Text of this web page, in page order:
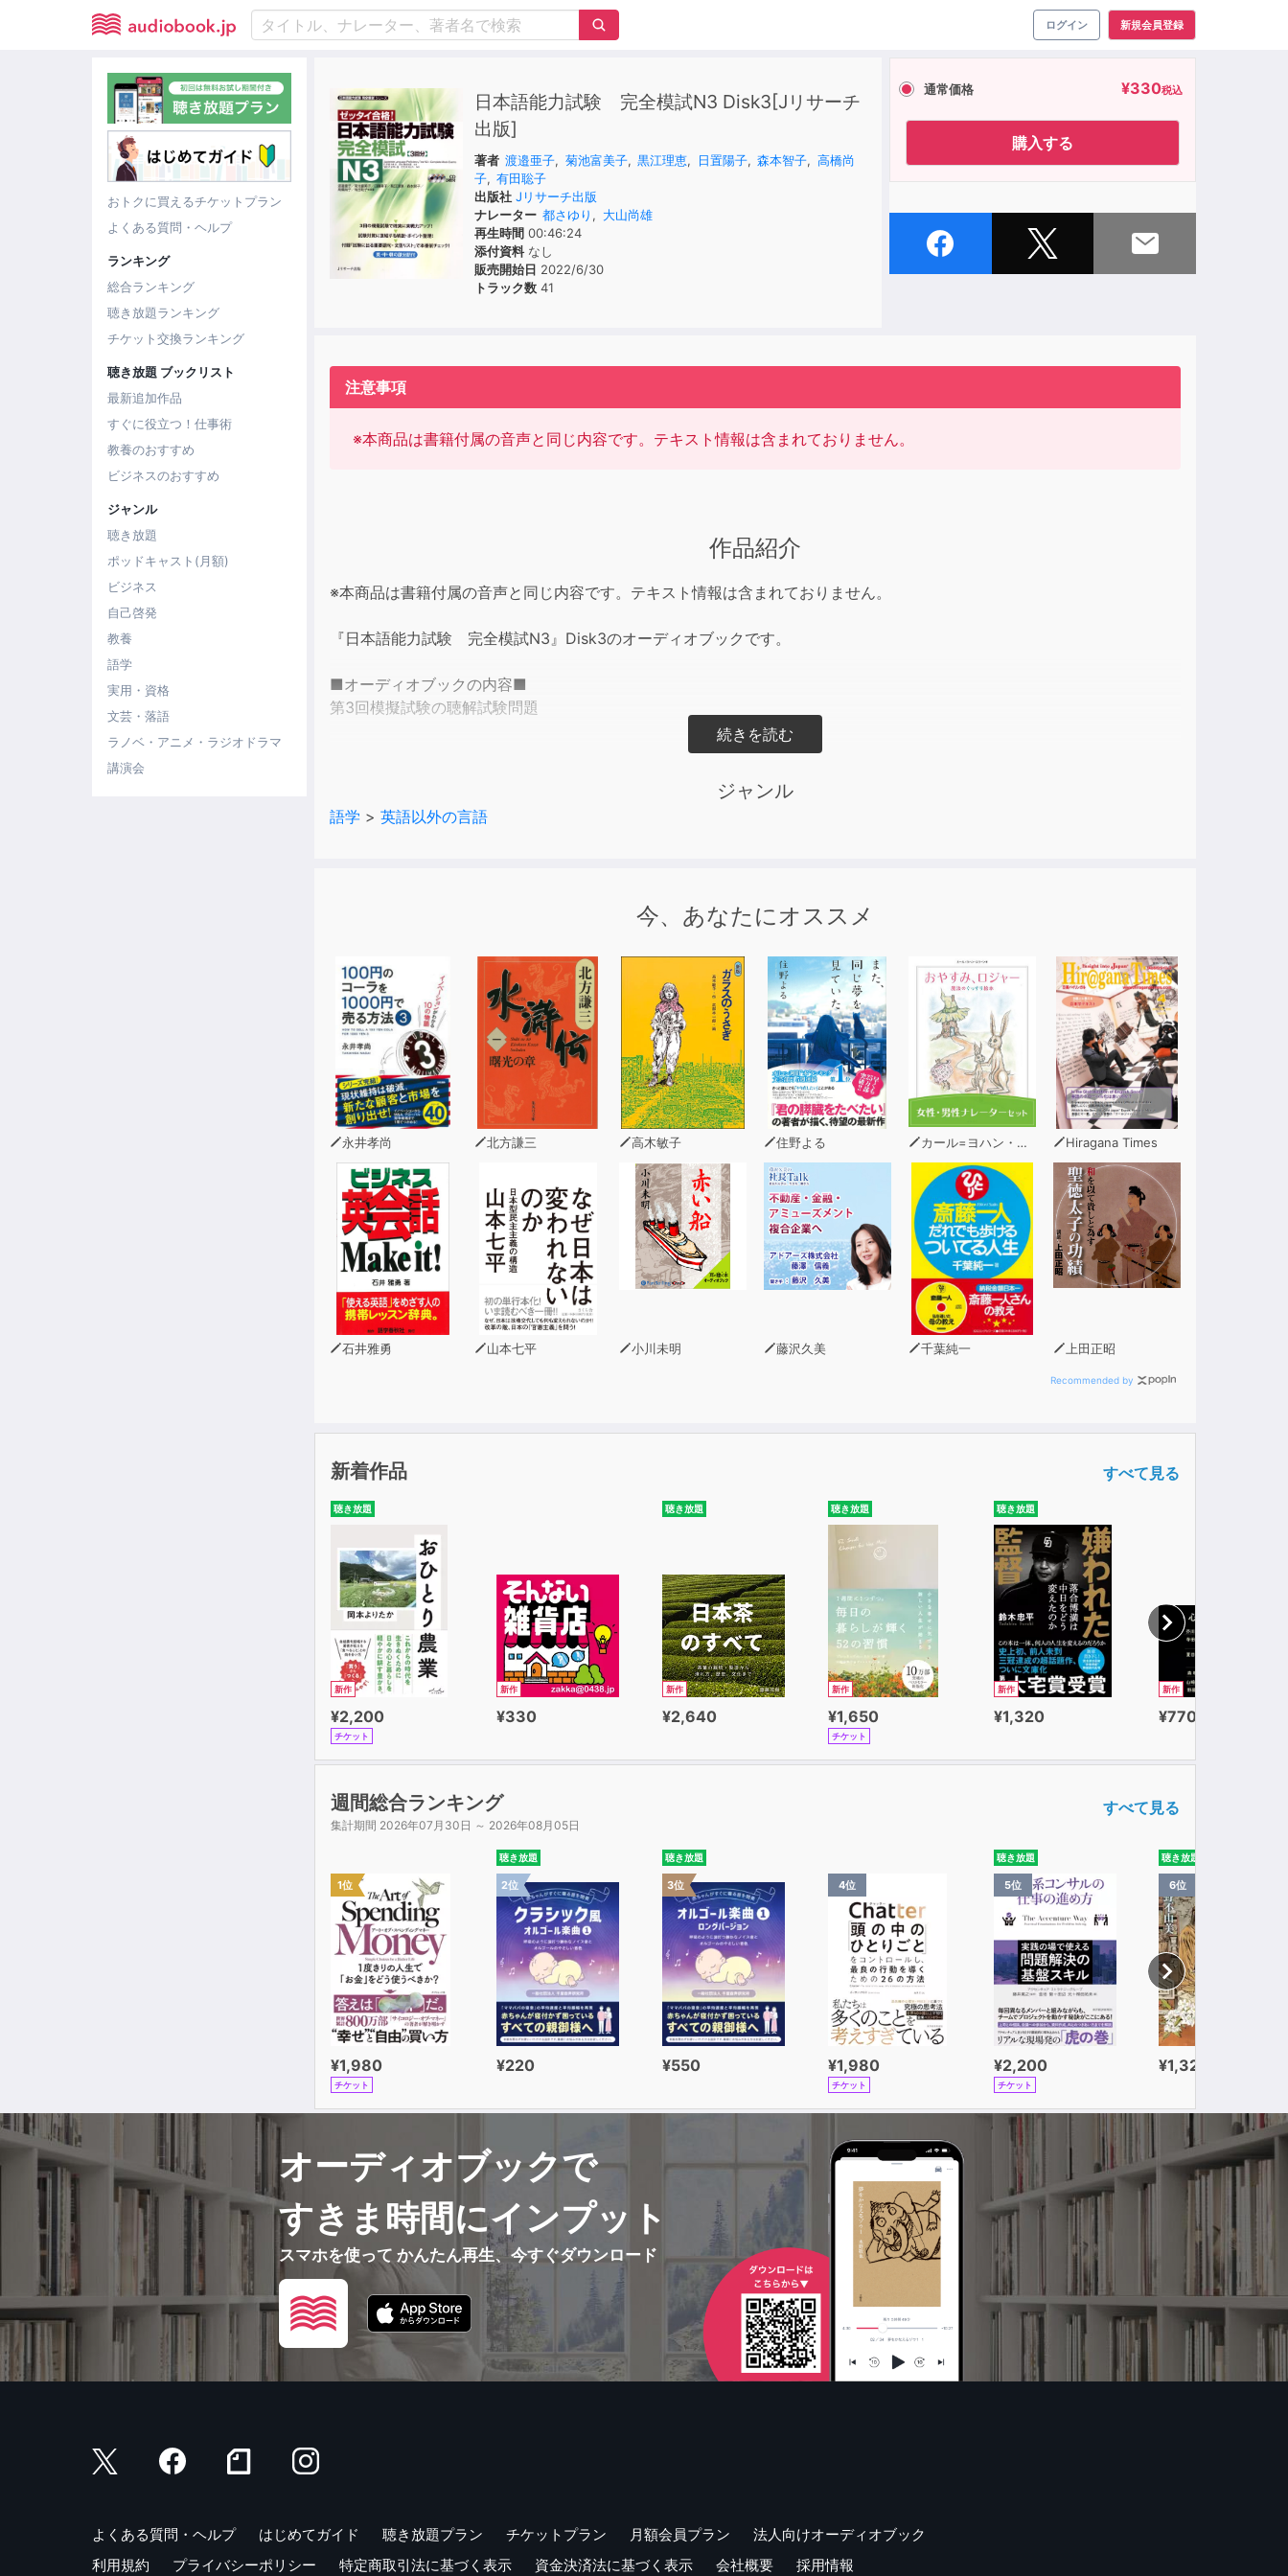
ログイン 新規会員登録
おトクに買えるチケットプラン
よくある質問・ヘルプ
ランキング
総合ランキング
聴き放題ランキング
チケット交換ランキング
聴き放題 ブックリスト
最新追加作品
すぐに役立つ！仕事術
教養のおすすめ
ビジネスのおすすめ
ジャンル
聴き放題
ポッドキャスト(月額)
ビジネス
自己啓発
教養
語学
実用・資格
文芸・落語
ラノベ・アニメ・ラジオドラマ
講演会
日本語能力試験 完全模試N3 Disk3[Jリサーチ
出版]
著者 渡邉亜子, 菊池富美子, 黒江理恵, 日置陽子, 森本智子, 高橋尚
子, 有田聡子
出版社 Jリサーチ出版
ナレーター 都さゆり , 大山尚雄
再生時間00:46:24
添付資料なし
販売開始日 2022/6/30
トラック数41
通常価格 ¥330税込
購入する
注意事項
※本商品は書籍付属の音声と同じ内容です。テキスト情報は含まれておりません。
作品紹介
※本商品は書籍付属の音声と同じ内容です。テキスト情報は含まれておりません。
『日本語能力試験 完全模試N3』Disk3のオーディオブックです。
■オーディオブックの内容■
第3回模擬試験の聴解試験問題
完全模試3回+「解説・解答」
1) 直前の整理に役立つまとめ情報を豊富に提供。
正解以外の選択肢も含め、解答のポイントを確認。実践力を養う。
3) 問題中に使われるＮ３レベルの語句・表現をしっかりケア。
4) 3回の模試を通して出題形式や時間配分(目標タイム設定)に慣れ、
さまざまな問題に触れることで対応力アップ。
5) 徹底した出題分析と問題予想により、頻出の語句や文型をカバー。得点力を高める。
■目次■
はじめに
この本の使い方
「日本語能力試験Ｎ３の内容」
模擬試験 第１回 解答・解説
模擬試験 第２回 解答・解説
模擬試験 第３回 解答・解説
付録「試験に出る重要語句・文型リスト」
＜別冊＞
模擬試験 第１回 問題
模擬試験 第２回 問題
模擬試験 第３回 問題
ジャンル
語学 > 英語以外の言語
今、あなたにオススメ
永井孝尚 北方謙三 高木敏子 住野よる カール=ヨハン・エリーン Hiragana Times
石井雅勇 山本七平 小川未明 藤沢久美 千葉純一 上田正昭
Recommended by
新着作品 すべて見る
聴き放題
新作
¥2,200
チケット
新作
¥330
聴き放題
新作
¥2,640
聴き放題
新作
¥1,650
チケット
聴き放題
新作
¥1,320
新作
¥770
週間総合ランキング
集計期間 2026年07月30日 ～ 2026年08月05日
すべて見る
1位
¥1,980
チケット
聴き放題
2位
¥220
聴き放題
3位
¥550
4位
¥1,980
チケット
聴き放題
5位
¥2,200
チケット
聴き放題
6位
¥1,320
オーディオブックで
すきま時間にインプット
スマホを使って かんたん再生、今すぐダウンロード
よくある質問・ヘルプ はじめてガイド 聴き放題プラン チケットプラン 月額会員プラン
法人向けオーディオブック
利用規約
プライバシーポリシー 特定商取引法に基づく表示 資金決済法に基づく表示 会社概要 採用情報